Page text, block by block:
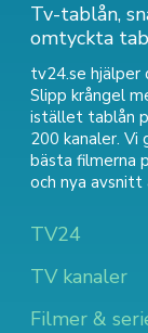
Tv-tablån,
omtyckta
tv24.se hjälper
Slipp krångel
istället tablån
200 kanaler. Vi
bästa filmerna
och nya avsnitt
TV24
TV kanaler
Filmer &